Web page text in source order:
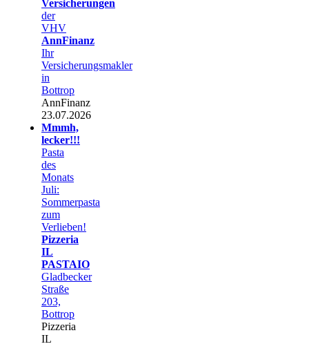
Versicherungen
der
VHV
AnnFinanz
Ihr
Versicherungsmakler
in
Bottrop
AnnFinanz
23.07.2026
Mmmh,
lecker!!!
Pasta
des
Monats
Juli:
Sommerpasta
zum
Verlieben!
Pizzeria
IL
PASTAIO
Gladbecker
Straße
203,
Bottrop
Pizzeria
IL